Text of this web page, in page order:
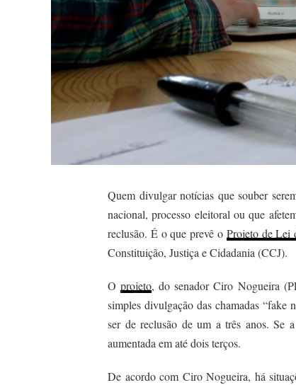
Quem divulgar notícias que souber
nacional, processo eleitoral ou que
reclusão. É o que prevê o Projeto de Lei
Constituição, Justiça e Cidadania (CCJ).
Oprojeto, do senador Ciro Nogueira
simples divulgação das chamadas “fake
ser de reclusão de um a três anos. Se
aumentada em até dois terços.
De acordo com Ciro Nogueira, há